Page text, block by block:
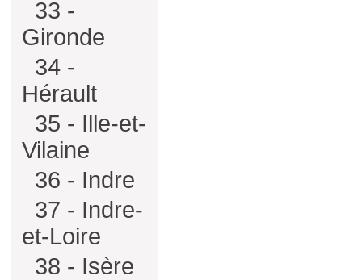
33 -
Gironde
34 -
Hérault
35 - Ille-et-
Vilaine
36 - Indre
37 - Indre-
et-Loire
38 - Isère